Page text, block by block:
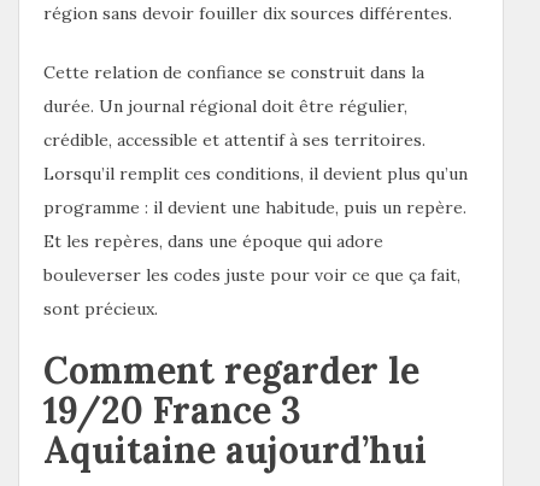
région sans devoir fouiller dix sources différentes.
Cette relation de confiance se construit dans la
durée. Un journal régional doit être régulier,
crédible, accessible et attentif à ses territoires.
Lorsqu’il remplit ces conditions, il devient plus qu’un
programme : il devient une habitude, puis un repère.
Et les repères, dans une époque qui adore
bouleverser les codes juste pour voir ce que ça fait,
sont précieux.
Comment regarder le
19/20 France 3
Aquitaine aujourd’hui